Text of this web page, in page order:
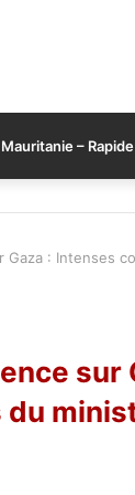
–
Gaza : Intenses
sur